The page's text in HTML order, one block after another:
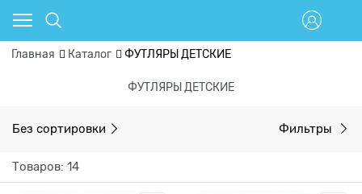
Главная Каталог ФУТЛЯРЫ ДЕТСКИЕ
ФУТЛЯРЫ ДЕТСКИЕ
Без сортировки Фильтры
Товаров: 14